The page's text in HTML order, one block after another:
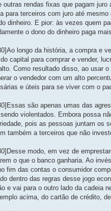
outras rendas fixas que pagam
para terceiros com juro até
dinheiro. E pior: às vezes quem
o dono do dinheiro paga
longo da história, a compra e
capital para comprar e vender,
Como resultado disso, ao usar
o vendedor com um alto
e úteis para se viver com o
são apenas umas das
violentados. Embora possa
pois as pessoas juntam os
também a terceiros que não
modo, em vez de
o que o banco ganharia. Ao
fim das contas o consumidor
dentro das regras desse jogo
e vai para o outro lado da cadeia
acima, do cartão de crédito,